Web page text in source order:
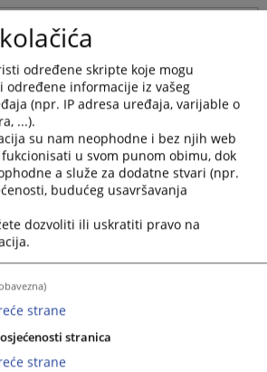
to
interact
with
the
calendar
and
select
date.
Press
the
question
mark
key
get
for
Goran Dujić - Predsjednik Općinskog
suda u Travniku
25.08.2008.
1 - 1 / 1
1
određene skripte koje mogu
informacije iz vašeg
(npr. IP adresa uređaja, varijable o
...).
su nam neophodne i bez njih web
u svom punom obimu, dok
a služe za dodatne stvari (npr.
budućeg usavršavanja
dozvoliti ili uskratiti pravo na
strane
stranica
strane